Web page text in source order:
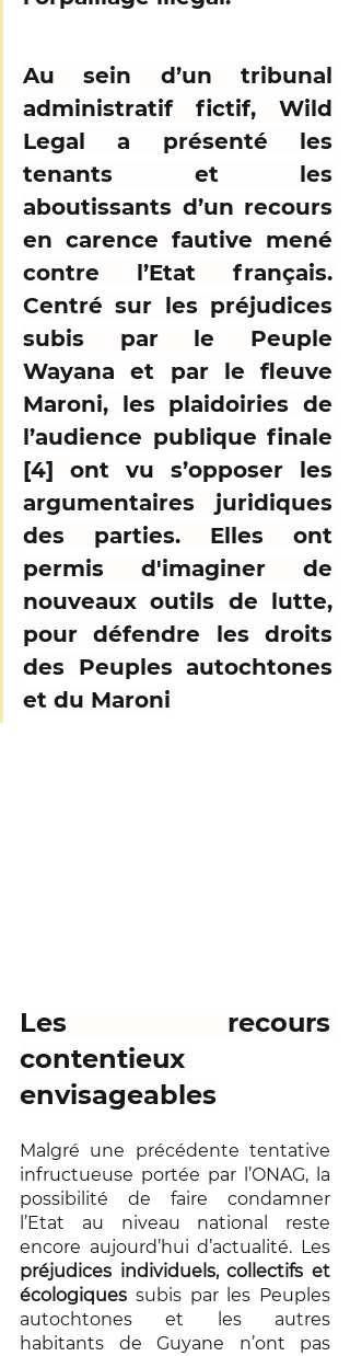
Au sein d’un tribunal
administratif fictif, Wild
Legal a présenté les
tenants et les
aboutissants d’un recours
en carence fautive mené
contre l’Etat français.
Centré sur les préjudices
subis par le Peuple
Wayana et par le fleuve
Maroni, les plaidoiries de
l’audience publique finale
[4] ont vu s’opposer les
argumentaires juridiques
des parties. Elles ont
permis d'imaginer de
nouveaux outils de lutte,
pour défendre les droits
des Peuples autochtones
et du Maroni
Les recours
contentieux
envisageables
Malgré une précédente tentative
infructueuse portée par l’ONAG, la
possibilité de faire condamner
l’Etat au niveau national reste
préjudices individuels, collectifs et
écologiques subis par les Peuples
autochtones et les autres
habitants de Guyane n’ont pas